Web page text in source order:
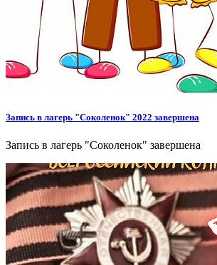
Запись в лагерь "Соколенок" 2022 завершена
Запись в лагерь "Соколенок" завершена